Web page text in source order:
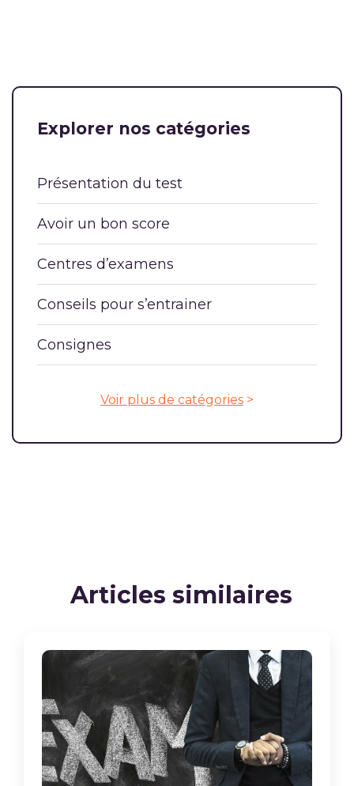
Explorer nos catégories
Présentation du test
Avoir un bon score
Centres d’examens
Conseils pour s’entrainer
Consignes
Voir plus de catégories >
Articles similaires